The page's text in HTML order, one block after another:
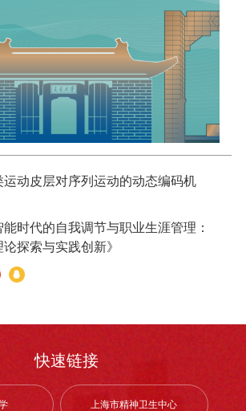
运动皮层对序列运动的动态编码机
能时代的自我调节与职业生涯管理：
探索与实践创新》
快速链接
上海市精神卫生中心